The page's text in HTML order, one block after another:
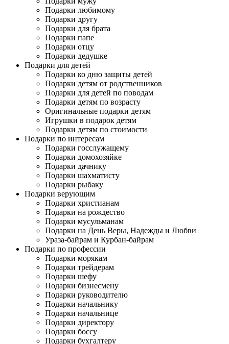
Подарки любимому
Подарки другу
Подарки для брата
Подарки папе
Подарки отцу
Подарки дедушке
Подарки для детей
Подарки ко дню защиты детей
Подарки детям от родственников
Подарки для детей по поводам
Подарки детям по возрасту
Оригинальные подарки детям
Игрушки в подарок детям
Подарки детям по стоимости
Подарки по интересам
Подарки госслужащему
Подарки домохозяйке
Подарки дачнику
Подарки шахматисту
Подарки рыбаку
Подарки верующим
Подарки христианам
Подарки на рождество
Подарки мусульманам
Подарки на День Веры, Надежды и Любви
Ураза-байрам и Курбан-байрам
Подарки по профессии
Подарки морякам
Подарки трейдерам
Подарки шефу
Подарки бизнесмену
Подарки руководителю
Подарки начальнику
Подарки начальнице
Подарки директору
Подарки боссу
Подарки бухгалтеру